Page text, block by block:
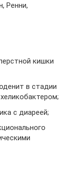
Ренни,
кишки
в стадии
с диареей;